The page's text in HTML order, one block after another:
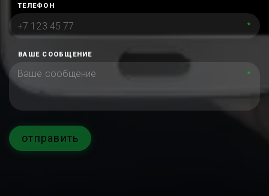
ТЕЛЕФОН
*
ВАШЕ СООБЩЕНИЕ
*
отправить